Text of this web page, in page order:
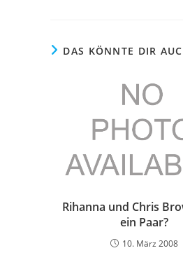
DAS KÖNNTE DIR
Rihanna und Chris
ein Paar?
10. März 2008